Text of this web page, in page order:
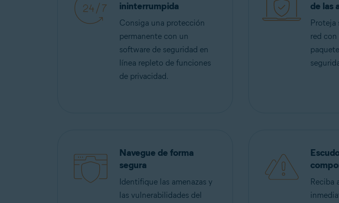
ininterrumpida
Consiga una protección
permanente con un
software de seguridad en
línea repleto de funciones
de privacidad.
de las
Proteja
red
Navegue de forma
segura
Identifique las amenazas y
las vulnerabilidades del
Reciba